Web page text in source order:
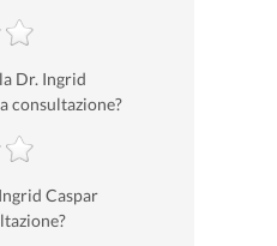
Dr. Ingrid
consultazione?
Caspar